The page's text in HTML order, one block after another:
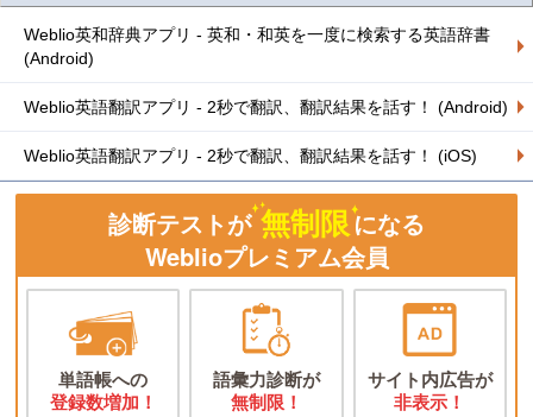
Weblio英和辞典アプリ - 英和・和英を一度に検索する英語辞書
(Android)
Weblio英語翻訳アプリ - 2秒で翻訳、翻訳結果を話す！ (Android)
Weblio英語翻訳アプリ - 2秒で翻訳、翻訳結果を話す！ (iOS)
診断テストが 無制限になる
Weblioプレミアム会員
単語帳への
登録数増加！
語彙力診断が
無制限！
サイト内広告が
非表示！